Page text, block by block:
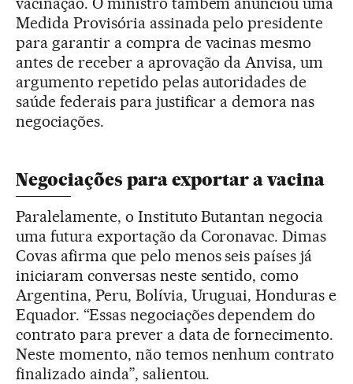
Medida Provisória assinada pelo presidente
para garantir a compra de vacinas mesmo
antes de receber a aprovação da Anvisa, um
argumento repetido pelas autoridades de
saúde federais para justificar a demora nas
negociações.
Negociações para exportar a vacina
Paralelamente, o Instituto Butantan negocia
uma futura exportação da Coronavac. Dimas
Covas afirma que pelo menos seis países já
iniciaram conversas neste sentido, como
Argentina, Peru, Bolívia, Uruguai, Honduras e
Equador. “Essas negociações dependem do
contrato para prever a data de fornecimento.
Neste momento, não temos nenhum contrato
finalizado ainda”, salientou.